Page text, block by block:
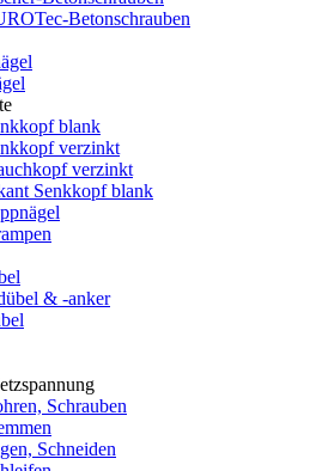
Betonschrauben
blank
verzinkt
verzinkt
Senkkopf blank
& -anker
Schrauben
Schneiden